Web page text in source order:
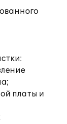
платы и